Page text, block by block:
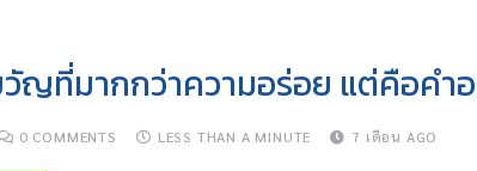
ญที่มากกว่าความอร่อย แต่คือคำ
0 COMMENTS LESS THAN A MINUTE 7 เดือน AGO